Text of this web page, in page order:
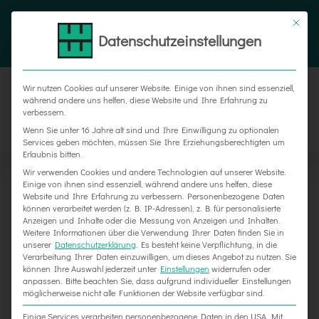
Zum
FacebookInstagram
Xing
Datenschutzeinstellungen
Wir nutzen Cookies auf unserer Website. Einige von ihnen sind essenziell,
während andere uns helfen, diese Website und Ihre Erfahrung zu
verbessern.
Wenn Sie unter 16 Jahre alt sind und Ihre Einwilligung zu optionalen
Services geben möchten, müssen Sie Ihre Erziehungsberechtigten um
Erlaubnis bitten.
Wir verwenden Cookies und andere Technologien auf unserer Website.
Einige von ihnen sind essenziell, während andere uns helfen, diese
Website und Ihre Erfahrung zu verbessern. Personenbezogene Daten
können verarbeitet werden (z. B. IP-Adressen), z. B. für personalisierte
Anzeigen und Inhalte oder die Messung von Anzeigen und Inhalten.
Weitere Informationen über die Verwendung Ihrer Daten finden Sie in
unserer Datenschutzerklärung Es besteht keine Verpflichtung, in die
Verarbeitung Ihrer Daten einzuwilligen, um dieses Angebot zu nutzen. Sie
können Ihre Auswahl jederzeit unter Einstellungen widerrufen oder
anpassen. Bitte beachten Sie, dass aufgrund individueller Einstellungen
möglicherweise nicht alle Funktionen der Website verfügbar sind.
Einige Services verarbeiten personenbezogene Daten in den USA. Mit